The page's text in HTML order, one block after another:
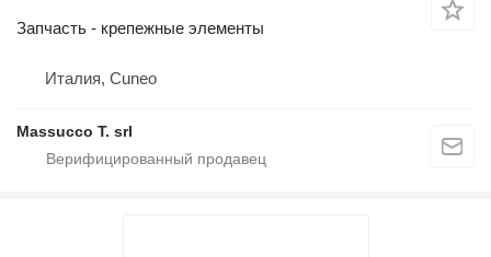
Запчасть - крепежные элементы
Италия, Cuneo
Massucco T. srl